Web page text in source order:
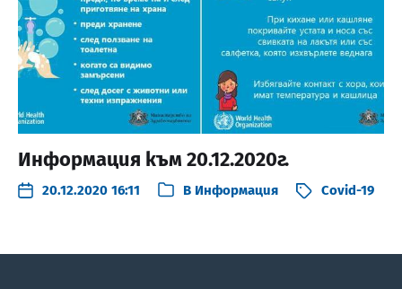
Информация към 20.12.2020г.
20.12.2020 16:11 В Информация Covid-19